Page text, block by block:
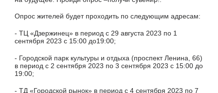
Опрос жителей будет проходить по следующим адресам:
- ТЦ «Дзержинец» в период с 29 августа 2023 по 1
сентября 2023 с 15:00 до19:00;
- Городской парк культуры и отдыха (проспект Ленина, 66)
в период с 2 сентября 2023 по 3 сентября 2023 с 15:00 до
19:00;
- ТД «Городской рынок» в период с 4 сентября 2023 по 7